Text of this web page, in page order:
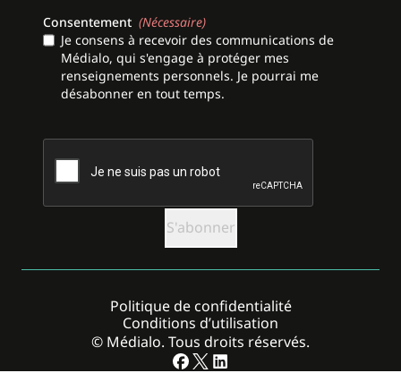
Consentement (Nécessaire)
Je consens à recevoir des communications de
Médialo, qui s'engage à protéger mes
renseignements personnels. Je pourrai me
désabonner en tout temps.
CAPTCHA
© Médialo. Tous droits réservés.
Politique de confidentialité
Conditions d’utilisation